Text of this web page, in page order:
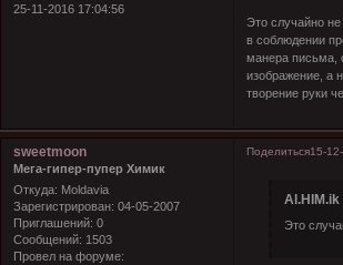
25-11-2016 17:04:56
Это случайно
в соблюдении
манера письма,
изображение, а
творение руки
Поделиться15-
sweetmoon
Мега-гипер-пупер Химик
Откуда: Moldavia
Зарегистрирован: 04-05-2007
Приглашений: 0
Сообщений: 1503
Провел на форуме:
Это